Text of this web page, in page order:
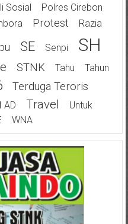
Sosial
Polres Cirebon
Protest Razia
SE Senpi SH
STNK Tahu
Tahun
Terduga Teroris
AD Travel
Untuk
WNA